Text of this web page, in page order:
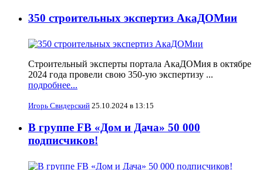
350 строительных экспертиз АкаДОМии
Строительный эксперты портала АкаДОМия в октябре
2024 года провели свою 350-ую экспертизу ...
подробнее...
Игорь Свидерский 25.10.2024 в 13:15
В группе FB «Дом и Дача» 50 000
подписчиков!